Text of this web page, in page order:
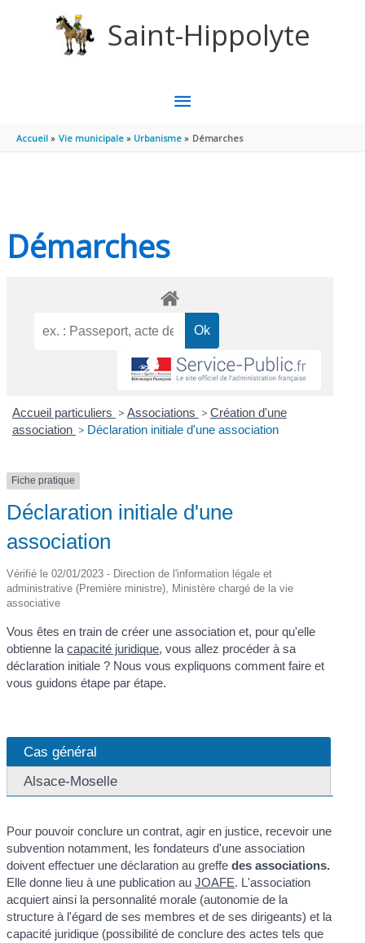
Saint-Hippolyte
MENU
PRINCIPAL
Accueil Vie municipale Urbanisme Démarches
Démarches
Accueil particuliers > Associations > Création d'une
association > Déclaration initiale d'une association
Fiche pratique
Déclaration initiale d'une
association
Vérifié le 02/01/2023 - Direction de l'information légale et
administrative (Première ministre), Ministère chargé de la vie
associative
Vous êtes en train de créer une association et, pour qu'elle
obtienne lacapacité juridique, vous allez procéder à sa
déclaration initiale ? Nous vous expliquons comment faire et
vous guidons étape par étape.
Cas général
Alsace-Moselle
Pour pouvoir conclure un contrat, agir en justice, recevoir une
subvention notamment, les fondateurs d'une association
doivent effectuer une déclaration au greffedes associations.
Elle donne lieu à une publication auJOAFE. L'association
acquiert ainsi la personnalité morale (autonomie de la
structure à l'égard de ses membres et de ses dirigeants) et la
capacité juridique (possibilité de conclure des actes tels que